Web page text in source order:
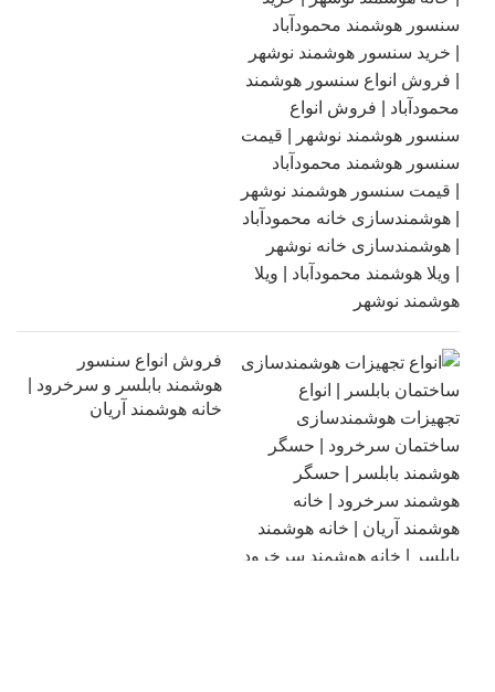
فروش انواع سنسور
هوشمند بابلسر و سرخرود |
خانه هوشمند آریان